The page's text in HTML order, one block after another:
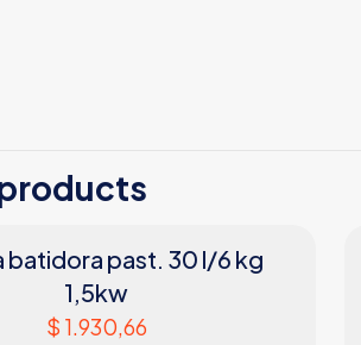
batidora past. 30 l/6 kg
1,5kw
$ 1.930,66